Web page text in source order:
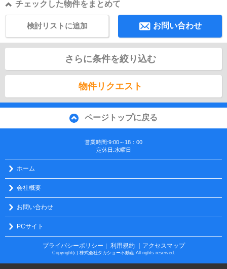
チェックした物件をまとめて
お問い合わせ
検討リストに追加
さらに条件を絞り込む
物件リクエスト
ページトップに戻る
営業時間:9:00～18：00
定休日:水曜日
ホーム
会社概要
お問い合わせ
PCサイト
プライバシーポリシー ｜ 利用規約 ｜アクセスマップ
Copyright(c) 株式会社タカショー不動産 All rights reserved.